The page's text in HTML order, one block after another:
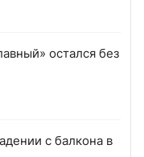
остался без
с балкона в